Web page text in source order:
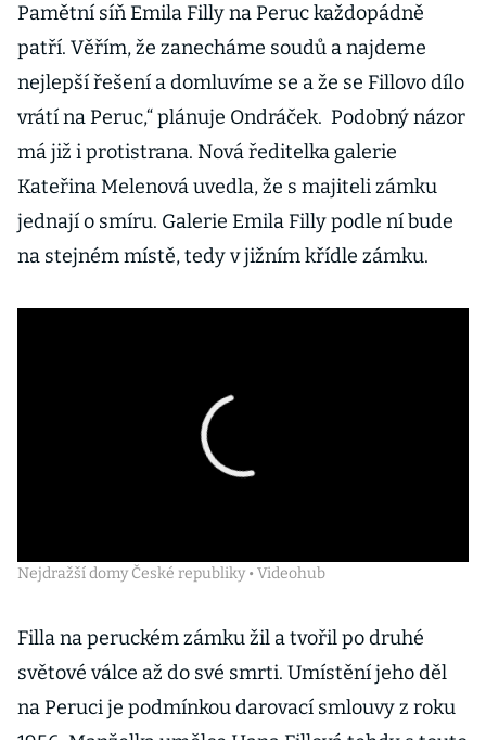
Pamětní síň Emila Filly na Peruc každopádně
patří. Věřím, že zanecháme soudů a najdeme
nejlepší řešení a domluvíme se a že se Fillovo dílo
vrátí na Peruc,“ plánuje Ondráček. Podobný názor
má již i protistrana. Nová ředitelka galerie
Kateřina Melenová uvedla, že s majiteli zámku
jednají o smíru. Galerie Emila Filly podle ní bude
na stejném místě, tedy v jižním křídle zámku.
Nejdražší domy České republiky • Videohub
Filla na peruckém zámku žil a tvořil po druhé
světové válce až do své smrti. Umístění jeho děl
na Peruci je podmínkou darovací smlouvy z roku